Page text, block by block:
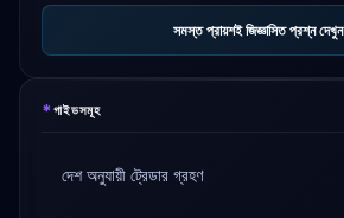
সমস্ত প্রায়শই জিজ্ঞাসিত প্রশ্ন দেখুন
*গাইডসমূহ
দেশ অনুযায়ী ট্রেডার গ্রহণ